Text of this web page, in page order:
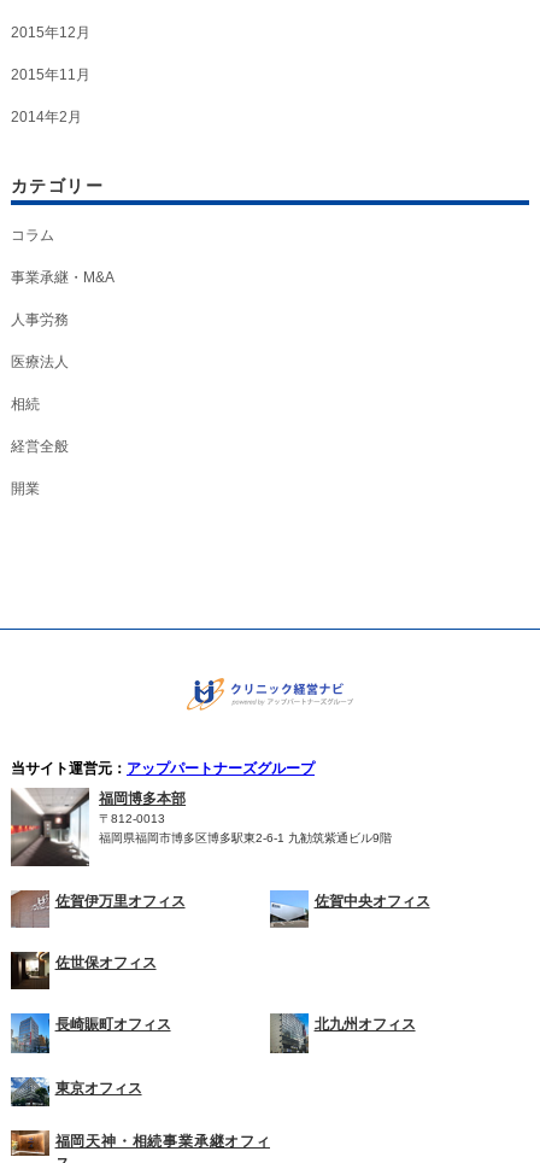
2015年12月
2015年11月
2014年2月
カテゴリー
コラム
事業承継・M&A
人事労務
医療法人
相続
経営全般
開業
当サイト運営元： アップパートナーズグループ
福岡博多本部
〒812-0013
福岡県福岡市博多区博多駅東2-6-1 九勧筑紫通ビル9階
佐賀伊万里オフィス 佐賀中央オフィス
佐世保オフィス
長崎賑町オフィス 北九州オフィス
東京オフィス
福岡天神・相続事業承継オフィ